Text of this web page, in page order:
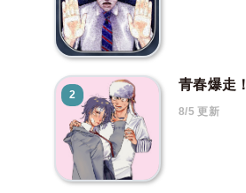
2
青春爆走！
8/5 更新